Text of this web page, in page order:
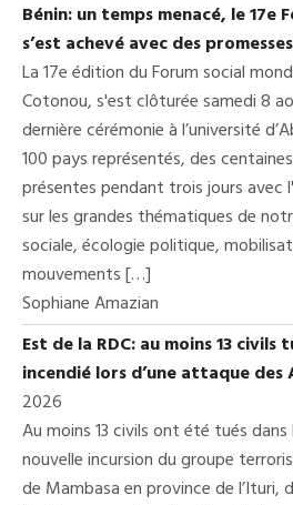
Bénin: un temps menacé, le 17e
s’est achevé avec des promesses
La 17e édition du Forum social
Cotonou, s'est clôturée samedi 8
dernière cérémonie à l’université
100 pays représentés, des
présentes pendant trois jours
sur les grandes thématiques de
sociale, écologie politique,
mouvements […]
Sophiane Amazian
Est de la RDC: au moins 13
incendié lors d’une attaque des
2026
Au moins 13 civils ont été tués dans
nouvelle incursion du groupe
de Mambasa en province de l’Ituri,